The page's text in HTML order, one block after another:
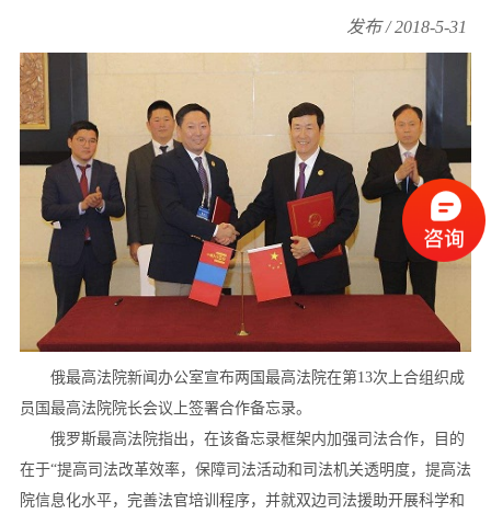
发布 / 2018-5-31
俄最高法院新闻办公室宣布两国最高法院在第13次上合组织成
员国最高法院院长会议上签署合作备忘录。
俄罗斯最高法院指出，在该备忘录框架内加强司法合作，目的
在于“提高司法改革效率，保障司法活动和司法机关透明度，提高法
院信息化水平，完善法官培训程序，并就双边司法援助开展科学和